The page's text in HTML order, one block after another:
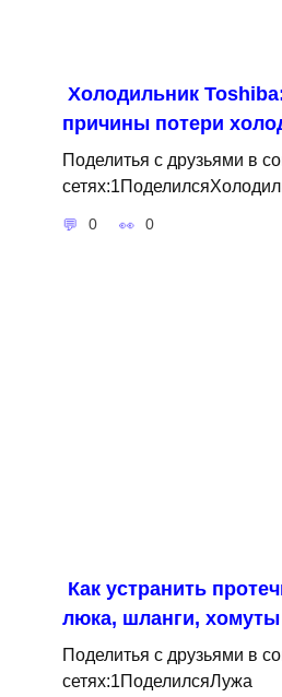
Холодильник
причины потери
Поделитья с друзьями в
0 0
Как устранить
люка, шланги, хомуты
Поделитья с друзьями в
сетях:1ПоделилсяЛужа